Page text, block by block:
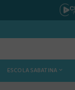
ESCOLA SABATINA